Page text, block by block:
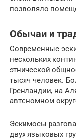
позволяло
Обычаи и
Современные
нескольких
этнической
тысяч человек.
Гренландии, на
автономном
Эскимосы
двух языковых